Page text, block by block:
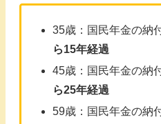
35歳：国民年金の納
ら15年経過
45歳：国民年金の納
ら25年経過
59歳：国民年金の納